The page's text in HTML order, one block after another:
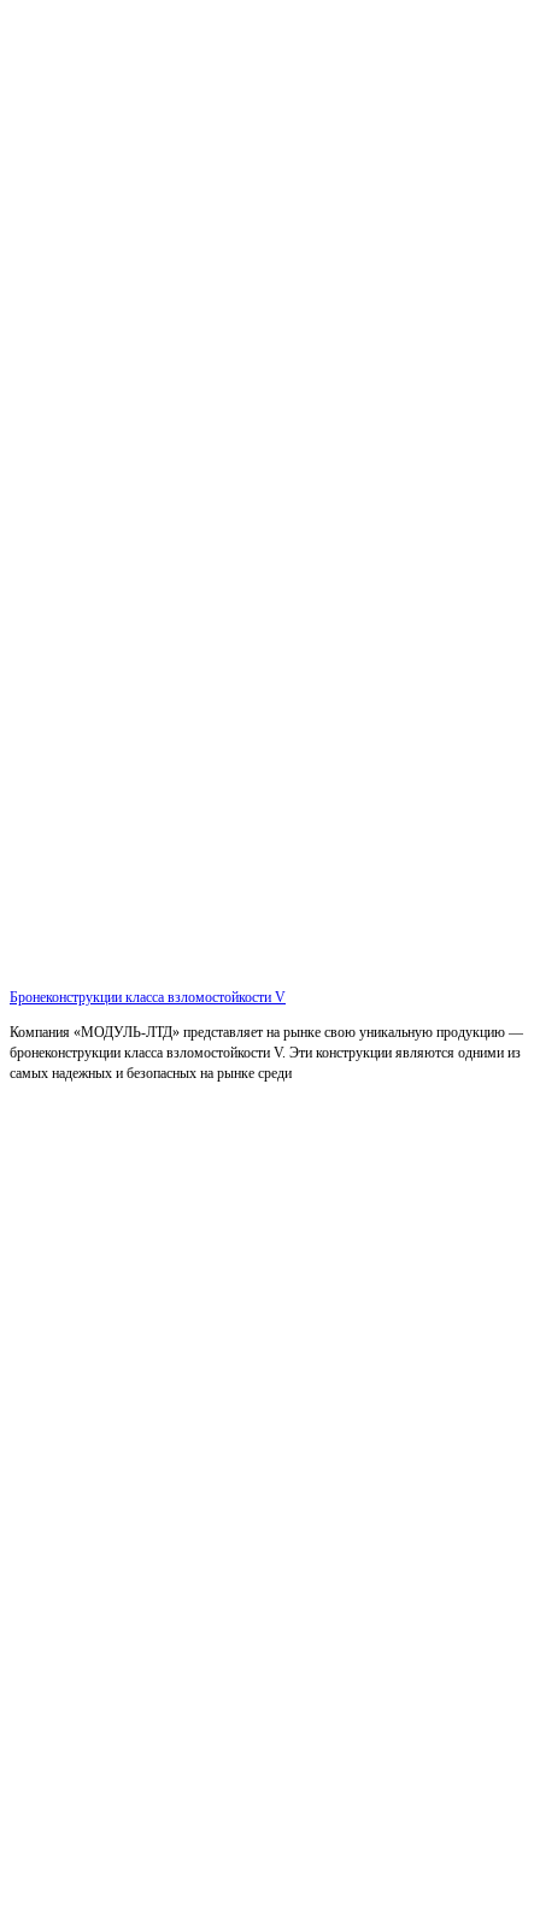
Бронеконструкции класса взломостойкости V
Компания «МОДУЛЬ-ЛТД» представляет на рынке свою уникальную продукцию —
бронеконструкции класса взломостойкости V. Эти конструкции являются одними из
самых надежных и безопасных на рынке среди